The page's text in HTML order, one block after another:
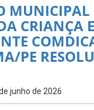
MUNICIPAL
CRIANÇA
PE
junho de 2026